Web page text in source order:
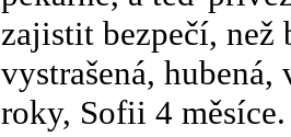
zajistit bezpečí, než
vystrašená,
roky, Sofii 4